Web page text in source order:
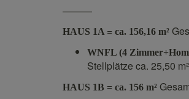
———
HAUS 1A = ca. 156,16 m²
WNFL (4
Stellplätze ca. 25,50
HAUS 1B = ca. 156 m²